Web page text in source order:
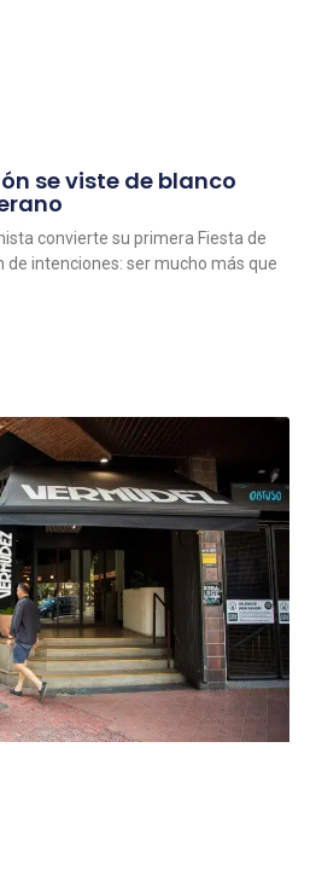
se viste de blanco
convierte su primera Fiesta de
de intenciones: ser mucho más que